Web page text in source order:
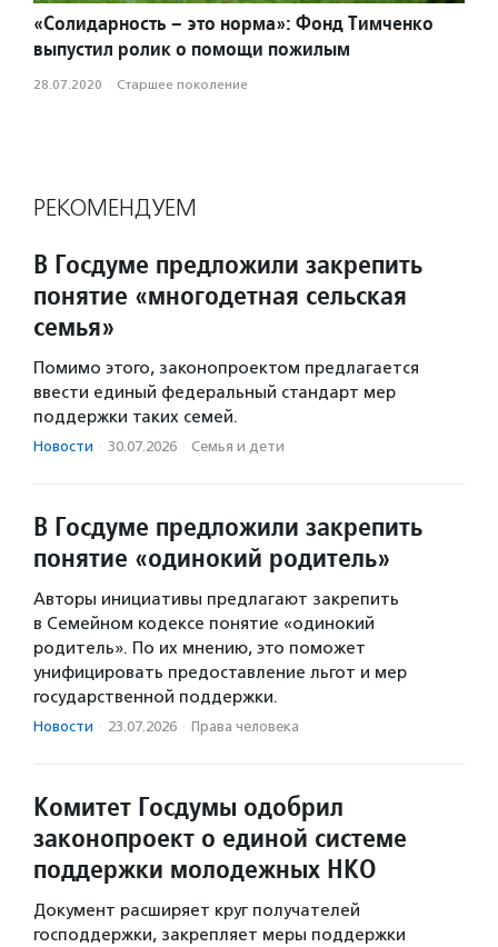
«Солидарность – это норма»: Фонд Тимченко
выпустил ролик о помощи пожилым
28.07.2020 · Старшее поколение
РЕКОМЕНДУЕМ
В Госдуме предложили закрепить
понятие «многодетная сельская
семья»
Помимо этого, законопроектом предлагается
ввести единый федеральный стандарт мер
поддержки таких семей.
Новости · 30.07.2026 · Семья и дети
В Госдуме предложили закрепить
понятие «одинокий родитель»
Авторы инициативы предлагают закрепить
в Семейном кодексе понятие «одинокий
родитель». По их мнению, это поможет
унифицировать предоставление льгот и мер
государственной поддержки.
Новости · 23.07.2026 · Права человека
Комитет Госдумы одобрил
законопроект о единой системе
поддержки молодежных НКО
Документ расширяет круг получателей
господдержки, закрепляет меры поддержки